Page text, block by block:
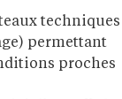
techniques
permettant
proches